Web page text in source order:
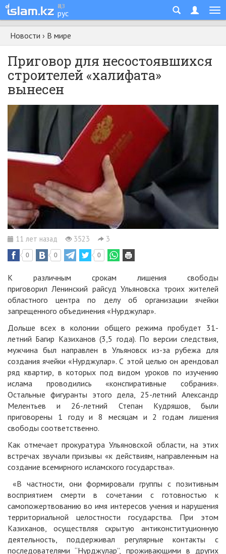
қаз
рус
Новости › В мире
Приговор для несостоявшихся
строителей «халифата»
вынесен
11 лет назад 3523 3
0 0 0
К различным срокам лишения свободы
приговорил Ленинский райсуд Ульяновска троих жителей
областного центра по делу об организации ячейки
запрещенного объединения «Нурджулар».
Дольше всех в колонии общего режима пробудет 31-
летний Багир Казиханов (3,5 года). По версии следствия,
мужчина был направлен в Ульяновск из-за рубежа для
создания ячейки «Нурджулар». С этой целью он арендовал
ряд квартир, в которых под видом уроков по изучению
ислама проводились «конспиративные собрания».
Остальные фигуранты этого дела, 25-летний Александр
Мелентьев и 26-летний Степан Кудряшов, были
приговорены 1 году и 8 месяцам и 2 годам лишения
свободы соответственно.
Как отмечает прокуратура Ульяновской области, на этих
встречах звучали призывы «к действиям, направленным на
создание всемирного исламского государства».
«В частности, они формировали группы с позитивным
восприятием смерти в сочетании с готовностью к
самопожертвованию во имя интересов учения и нарушения
территориальной целостности государства. При этом
Казиханов, осуществляя скрытую антиконституционную
деятельность, поддерживал регулярные контакты с
последователями “Нурджулар”, проживающими в других